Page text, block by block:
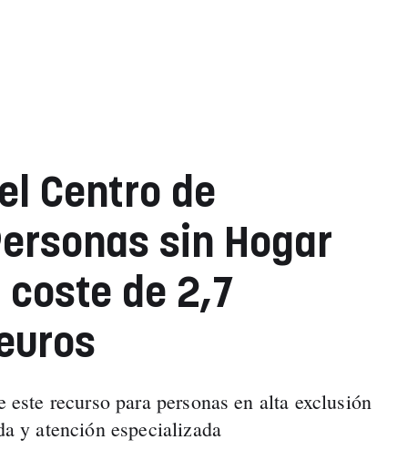
Centro de
sin Hogar
de 2,7
recurso para personas en alta exclusión
y atención especializada